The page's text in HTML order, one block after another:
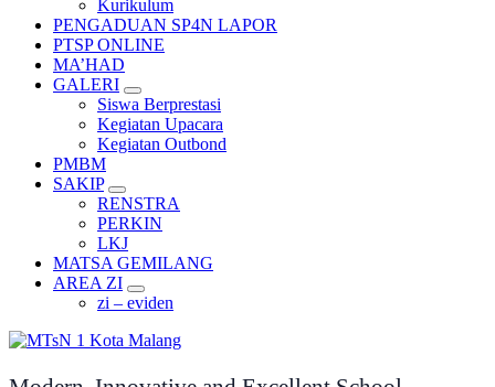
Kurikulum
PENGADUAN SP4N LAPOR
PTSP ONLINE
MA’HAD
GALERI
Siswa Berprestasi
Kegiatan Upacara
Kegiatan Outbond
PMBM
SAKIP
RENSTRA
PERKIN
LKJ
MATSA GEMILANG
AREA ZI
zi – eviden